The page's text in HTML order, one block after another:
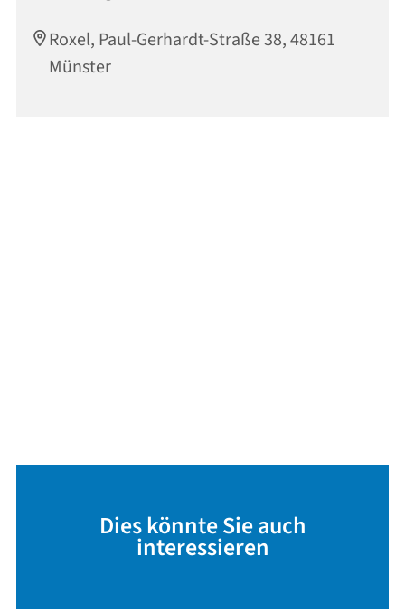
Roxel, Paul-Gerhardt-Straße 38, 48161
Münster
Dies könnte Sie auch
interessieren